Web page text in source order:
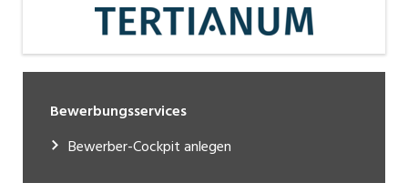
Bewerbungsservices
Bewerber-Cockpit anlegen